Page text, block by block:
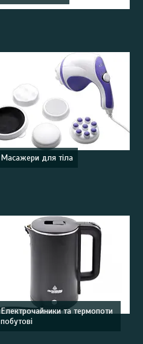
Масажери для тіла
Електрочайники та термопоти
побутові